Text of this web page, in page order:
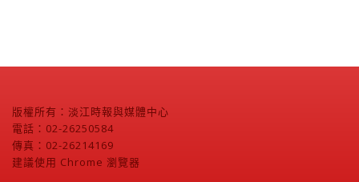
版權所有：淡江時報與媒體中心
電話：02-26250584
傳真：02-26214169
建議使用 Chrome 瀏覽器